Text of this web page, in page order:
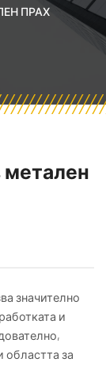
ПРАХ
метален
значително
и
областта за